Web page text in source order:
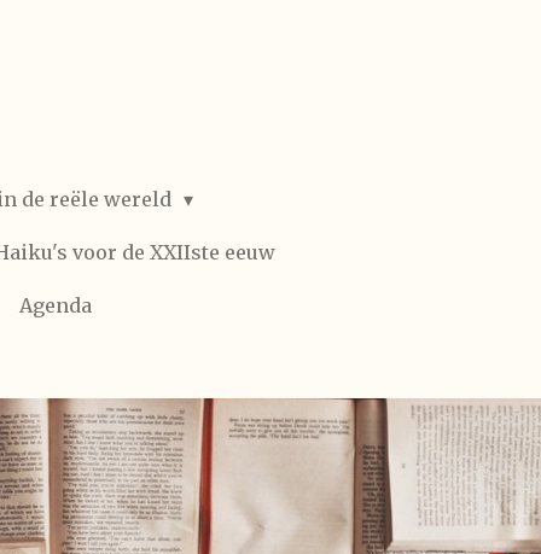
de reële wereld
voor de XXIIste eeuw
Agenda